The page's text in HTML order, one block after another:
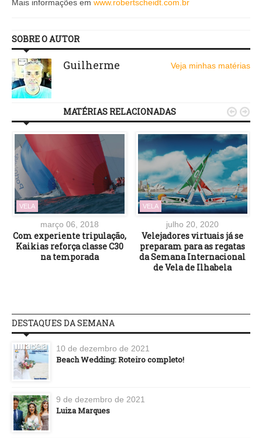
Mais informações em www.robertscheidt.com.br
SOBRE O AUTOR
Guilherme Veja minhas matérias
MATÉRIAS RELACIONADAS
VELA
março 06, 2018
Com experiente tripulação,
Kaikias reforça classe C30
na temporada
VELA
julho 20, 2020
Velejadores virtuais já se
preparam para as regatas
da Semana Internacional
de Vela de Ilhabela
 
DESTAQUES DA SEMANA
10 de dezembro de 2021
Beach Wedding: Roteiro completo!
9 de dezembro de 2021
Luiza Marques